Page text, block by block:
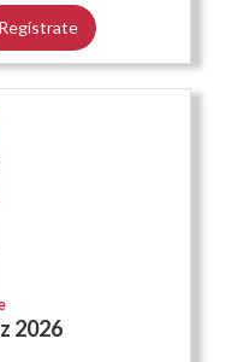
Regístrate
2026